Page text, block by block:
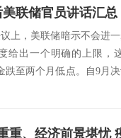
上，美联储暗示不会进
给出一个明确的上限，
跌至两个月低点。自9月
重、经济前景堪忧